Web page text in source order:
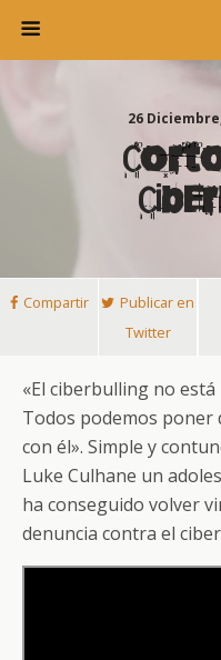
26
Compartir
Publicar en
Twitter
«El ciberbulling no está
Todos podemos
con él». Simple y
Luke Culhane un
ha conseguido volver
denuncia contra el